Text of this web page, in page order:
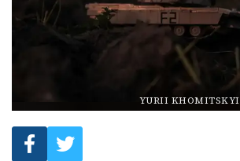
YURII KHOMITSKYI